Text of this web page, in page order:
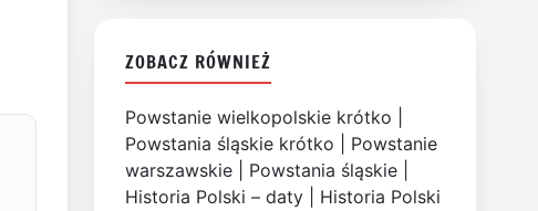
ZOBACZ RÓWNIEŻ
Powstanie wielkopolskie krótko
Powstania śląskie krótko
Powstanie
warszawskie
Powstania śląskie
Historia Polski – daty
Historia Polski